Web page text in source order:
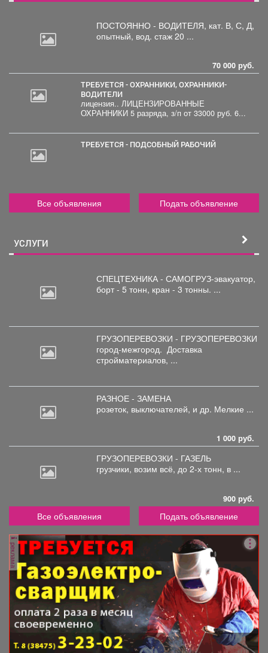
ПОСТОЯННО - ВОДИТЕЛЯ, кат. В, С, Д,
опытный, вод. стаж 20 ...
70 000 руб.
ТРЕБУЕТСЯ - ОХРАННИКИ, ОХРАННИКИ-
ВОДИТЕЛИ
лицензия.. ЛИЦЕНЗИРОВАННЫЕ
ОХРАННИКИ 5 разряда, з/п от 33000 руб. 6...
ТРЕБУЕТСЯ - ПОДСОБНЫЙ РАБОЧИЙ
Все объявления Подать объявление
УСЛУГИ
СПЕЦТЕХНИКА - САМОГРУЗ-эвакуатор,
борт - 5 тонн, кран - 3 тонны. ...
ГРУЗОПЕРЕВОЗКИ - ГРУЗОПЕРЕВОЗКИ
город-межгород. Доставка
стройматериалов, ...
РАЗНОЕ - ЗАМЕНА
розеток, выключателей, и др. Мелкие ...
1 000 руб.
ГРУЗОПЕРЕВОЗКИ - ГАЗЕЛЬ
грузчики, возим всё, до 2-х тонн, в ...
900 руб.
Все объявления Подать объявление
реклама